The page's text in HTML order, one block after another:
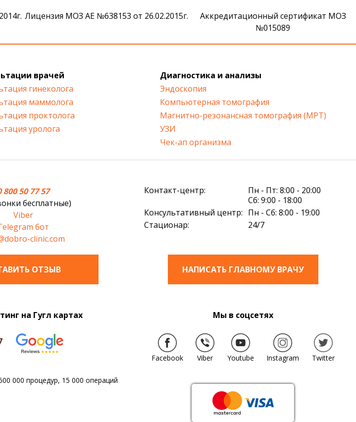
Лицензия МОЗ АЕ №638153 от 26.02.2015г.
Аккредитационный сертификат МОЗ
№015089
врачей
гинеколога
маммолога
проктолога
уролога
Диагностика и анализы
Эндоскопия
Компьютерная томография
Магнитно-резонансная томография (МРТ)
УЗИ
Чек-ап организма
800 50 77 57
бесплатные)
Viber
бот
clinic.com
ОТЗЫВ
Контакт-центр:
Пн - Пт: 8:00 - 20:00
Сб: 9:00 - 18:00
Консультативный центр: Пн - Сб: 8:00 - 19:00
Стационар:
24/7
НАПИСАТЬ ГЛАВНОМУ ВРАЧУ
на Гугл картах
000 процедур, 15 000 операций
Мы в соцсетях
Facebook Viber Youtube Instagram Twitter